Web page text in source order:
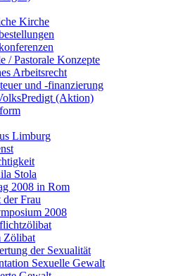
Kirche
/ Pastorale Konzepte
Arbeitsrecht
und -finanzierung
(Aktion)
Limburg
Stola
2008 in Rom
Frau
2008
Zölibat
der Sexualität
Sexuelle Gewalt